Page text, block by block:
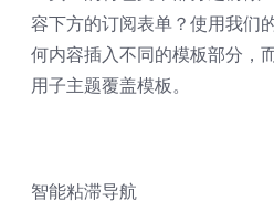
容下方的订阅表单？使用我们
何内容插入不同的模板部分，
用子主题覆盖模板。
智能粘滞导航